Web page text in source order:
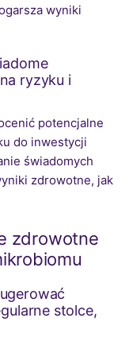
wyniki
ryzyku i
potencjalne
do inwestycji
świadomych
zdrowotne, jak
zdrowotne
stolce,